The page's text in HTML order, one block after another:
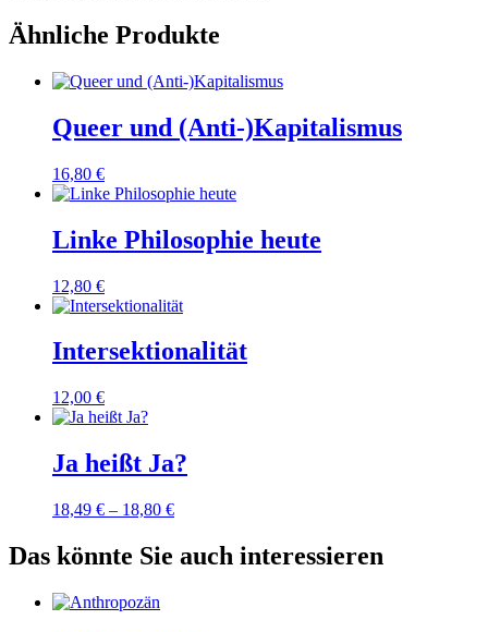
Ähnliche Produkte
Queer und (Anti-)Kapitalismus
16,80 €
Linke Philosophie heute
12,80 €
Intersektionalität
12,00 €
Ja heißt Ja?
18,49 € – 18,80 €
Das könnte Sie auch interessieren